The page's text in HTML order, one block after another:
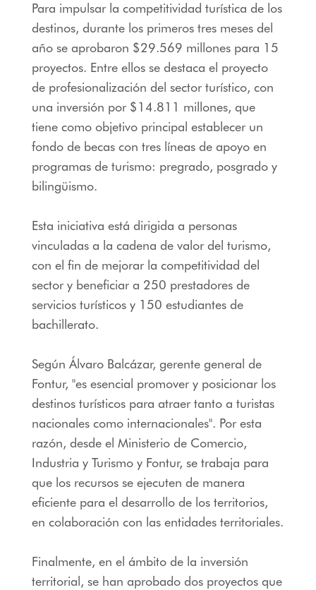
Para impulsar la competitividad turística de los
destinos, durante los primeros tres meses del
año se aprobaron $29.569 millones para 15
proyectos. Entre ellos se destaca el proyecto
de profesionalización del sector turístico, con
una inversión por $14.811 millones, que
tiene como objetivo principal establecer un
fondo de becas con tres líneas de apoyo en
programas de turismo: pregrado, posgrado y
bilingüismo.
Esta iniciativa está dirigida a personas
vinculadas a la cadena de valor del turismo,
con el fin de mejorar la competitividad del
sector y beneficiar a 250 prestadores de
servicios turísticos y 150 estudiantes de
bachillerato.
Según Álvaro Balcázar, gerente general de
Fontur, "es esencial promover y posicionar los
destinos turísticos para atraer tanto a turistas
nacionales como internacionales". Por esta
razón, desde el Ministerio de Comercio,
Industria y Turismo y Fontur, se trabaja para
que los recursos se ejecuten de manera
eficiente para el desarrollo de los territorios,
en colaboración con las entidades territoriales.
Finalmente, en el ámbito de la inversión
territorial, se han aprobado dos proyectos que